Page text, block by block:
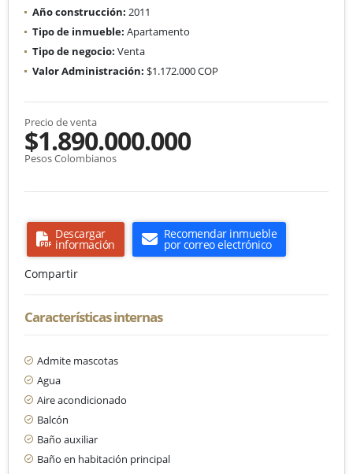
Año construcción: 2011
Tipo de inmueble: Apartamento
Tipo de negocio: Venta
Valor Administración: $1.172.000 COP
Precio de venta
$1.890.000.000
Pesos Colombianos
Descargar
información
Recomendar inmueble
por correo electrónico
Compartir
Características internas
Admite mascotas
Agua
Aire acondicionado
Balcón
Baño auxiliar
Baño en habitación principal